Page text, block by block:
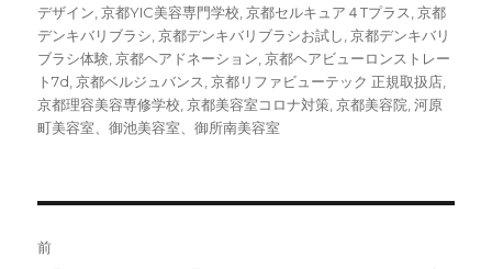
リ
ー
デザイン ,京都YIC美容専門学校 ,京都セルキュア４Tプラス ,京都
デンキバリブラシ ,京都デンキバリブラシお試し ,京都デンキバリ
ブラシ体験 ,京都ヘアドネーション ,京都ヘアビューロンストレー
ト7d ,京都ベルジュバンス ,京都リファビューテック 正規取扱店
京都理容美容専修学校 ,京都美容室コロナ対策 ,京都美容院 ,河原
町美容室、御池美容室、御所南美容室
前